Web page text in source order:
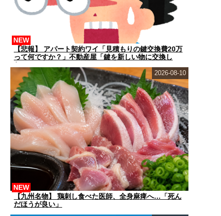
【悲報】 アパート契約ワイ「見積もりの鍵交換費20万
って何ですか？」不動産屋「鍵を新しい物に交換し
NEW
【九州名物】 鶏刺し食べた医師、全身麻痺へ…「死ん
だほうが良い」
NEW
2026-08-10